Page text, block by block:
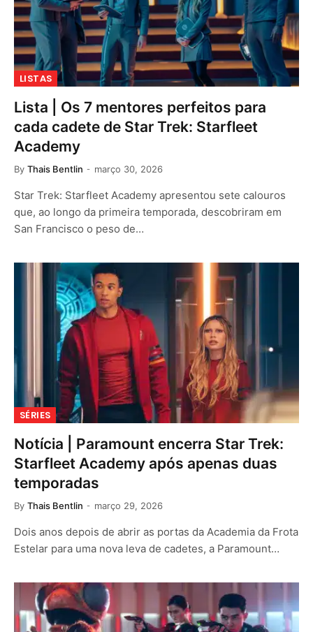
LISTAS
Lista | Os 7 mentores perfeitos para
cada cadete de Star Trek: Starfleet
Academy
By Thais Bentlin março 30, 2026
Star Trek: Starfleet Academy apresentou sete calouros
que, ao longo da primeira temporada, descobriram em
San Francisco o peso de…
SÉRIES
Notícia | Paramount encerra Star Trek:
Starfleet Academy após apenas duas
temporadas
By Thais Bentlin março 29, 2026
Dois anos depois de abrir as portas da Academia da Frota
Estelar para uma nova leva de cadetes, a Paramount…